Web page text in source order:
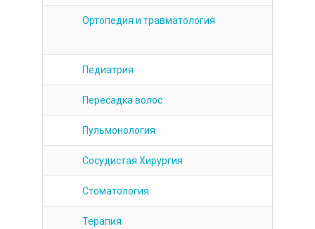
Ортопедия и травматология
Пересадка волос
Сосудистая Хирургия
Терапия